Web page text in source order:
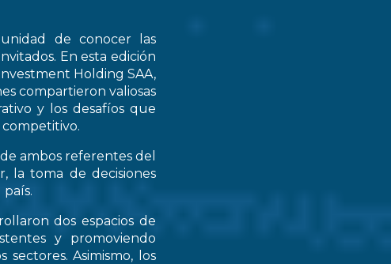
de conocer las
En esta edición
Holding SAA,
compartieron valiosas
y los desafíos que
ambos referentes del
la toma de decisiones
dos espacios de
y promoviendo
Asimismo, los